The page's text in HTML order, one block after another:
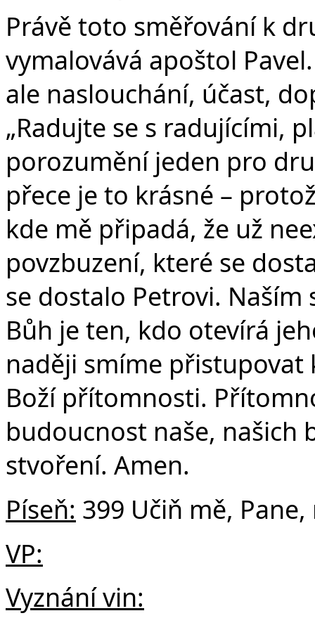
Právě toto směřování k
vymalovává apoštol
ale naslouchání, účast,
„Radujte se s radujícími,
porozumění jeden pro
přece je to krásné –
kde mě připadá, že už
povzbuzení, které se
se dostalo Petrovi.
Bůh je ten, kdo otevírá
naději smíme
Boží přítomnosti.
budoucnost naše, našich
stvoření. Amen.
Píseň: 399 Učiň mě,
VP:
Vyznání vin: